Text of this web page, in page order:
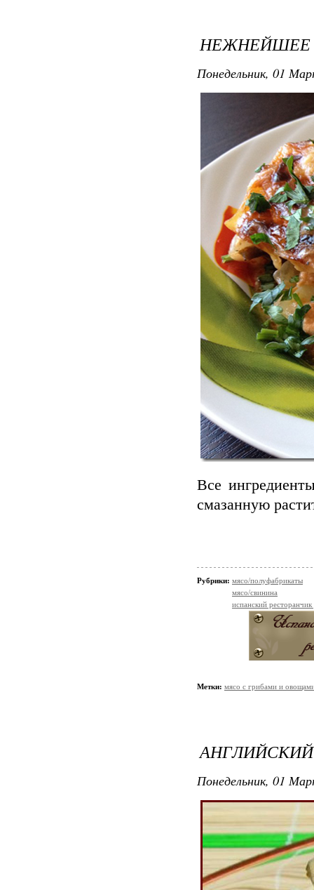
НЕЖНЕЙШЕЕ
Понедельник, 01
Все
смазанную
Рубрики: мясо/полуфабрикаты
мясо/свинина
испанский
Метки: мясо с грибами и
Понедельник, 01